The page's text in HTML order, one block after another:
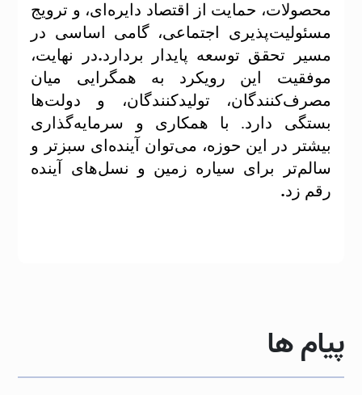
محصولات، حمایت از اقتصاد دایره‌ای، و ترویج
مسئولیت‌پذیری اجتماعی، گامی اساسی در
مسیر تحقق توسعه پایدار بردارد.در نهایت،
موفقیت این رویکرد به همگرایی میان
مصرف‌کنندگان، تولیدکنندگان، و دولت‌ها
بستگی دارد. با همکاری و سرمایه‌گذاری
بیشتر در این حوزه، می‌توان آینده‌ای سبزتر و
سالم‌تر برای سیاره زمین و نسل‌های آینده
رقم زد.
پیام ها